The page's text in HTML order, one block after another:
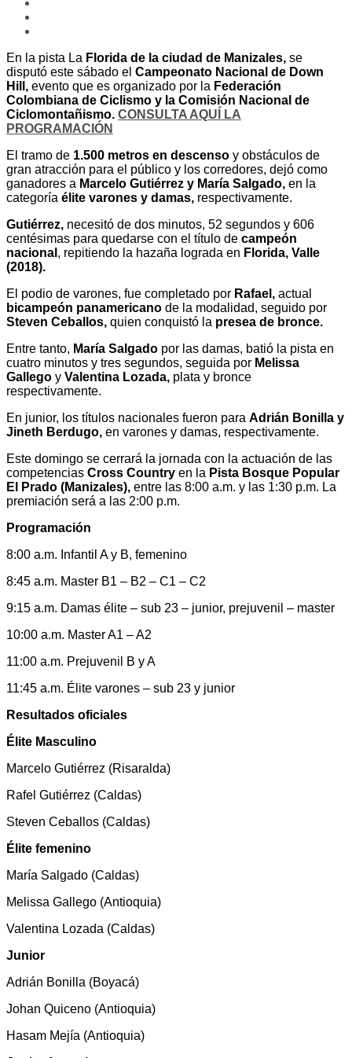
En la pista La Florida de la ciudad de Manizales, se
disputó este sábado el Campeonato Nacional de Down
Hill, evento que es organizado por la Federación
Colombiana de Ciclismo y la Comisión Nacional de
Ciclomontañismo. CONSULTA AQUÍ LA
PROGRAMACIÓN
El tramo de 1.500 metros en descenso y obstáculos de
gran atracción para el público y los corredores, dejó como
ganadores a Marcelo Gutiérrez y María Salgado, en la
categoría élite varones y damas, respectivamente.
Gutiérrez, necesitó de dos minutos, 52 segundos y 606
centésimas para quedarse con el título de campeón
nacional , repitiendo la hazaña lograda en Florida, Valle
(2018).
El podio de varones, fue completado por Rafael, actual
bicampeón panamericano de la modalidad, seguido por
Steven Ceballos, quien conquistó la presea de bronce.
Entre tanto, María Salgado por las damas, batió la pista en
cuatro minutos y tres segundos, seguida por Melissa
Gallego y Valentina Lozada, plata y bronce
respectivamente.
En junior, los títulos nacionales fueron para Adrián Bonilla y
Jineth Berdugo, en varones y damas, respectivamente.
Este domingo se cerrará la jornada con la actuación de las
competencias Cross Country en la Pista Bosque Popular
El Prado (Manizales), entre las 8:00 a.m. y las 1:30 p.m. La
premiación será a las 2:00 p.m.
Programación
8:00 a.m. Infantil A y B, femenino
8:45 a.m. Master B1 – B2 – C1 – C2
9:15 a.m. Damas élite – sub 23 – junior, prejuvenil – master
10:00 a.m. Master A1 – A2
11:00 a.m. Prejuvenil B y A
11:45 a.m. Élite varones – sub 23 y junior
Resultados oficiales
Élite Masculino
Marcelo Gutiérrez (Risaralda)
Rafel Gutiérrez (Caldas)
Steven Ceballos (Caldas)
Élite femenino
María Salgado (Caldas)
Melissa Gallego (Antioquia)
Valentina Lozada (Caldas)
Junior
Adrián Bonilla (Boyacá)
Johan Quiceno (Antioquia)
Hasam Mejía (Antioquia)